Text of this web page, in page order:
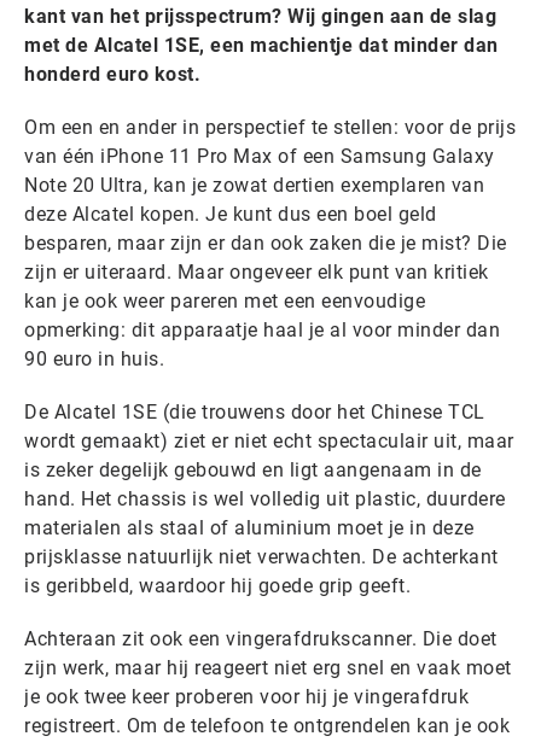
kant van het prijsspectrum? Wij gingen aan de slag
met de Alcatel 1SE, een machientje dat minder dan
honderd euro kost.
Om een en ander in perspectief te stellen: voor de prijs
van één iPhone 11 Pro Max of een Samsung Galaxy
Note 20 Ultra, kan je zowat dertien exemplaren van
deze Alcatel kopen. Je kunt dus een boel geld
besparen, maar zijn er dan ook zaken die je mist? Die
zijn er uiteraard. Maar ongeveer elk punt van kritiek
kan je ook weer pareren met een eenvoudige
opmerking: dit apparaatje haal je al voor minder dan
90 euro in huis.
De Alcatel 1SE (die trouwens door het Chinese TCL
wordt gemaakt) ziet er niet echt spectaculair uit, maar
is zeker degelijk gebouwd en ligt aangenaam in de
hand. Het chassis is wel volledig uit plastic, duurdere
materialen als staal of aluminium moet je in deze
prijsklasse natuurlijk niet verwachten. De achterkant
is geribbeld, waardoor hij goede grip geeft.
Achteraan zit ook een vingerafdrukscanner. Die doet
zijn werk, maar hij reageert niet erg snel en vaak moet
je ook twee keer proberen voor hij je vingerafdruk
registreert. Om de telefoon te ontgrendelen kan je ook